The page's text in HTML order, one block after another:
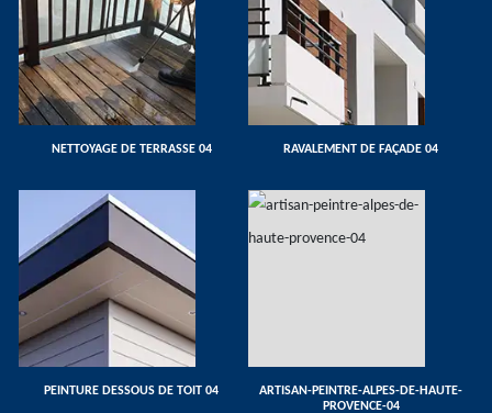
NETTOYAGE DE TERRASSE 04 RAVALEMENT DE FAÇADE 04
PEINTURE DESSOUS DE TOIT 04
ARTISAN-PEINTRE-ALPES-DE-HAUTE-
PROVENCE-04